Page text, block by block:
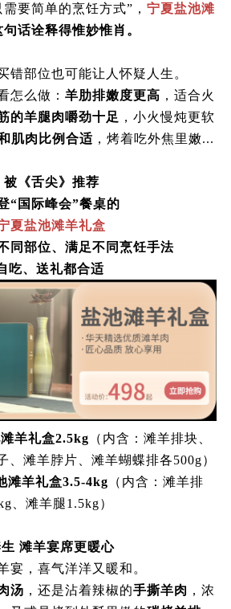
要简单的烹饪方式”， 宁夏盐池滩
话诠释得惟妙惟肖。
错部位也可能让人怀疑人生。
怎么做： 羊肋排嫩度更高 ，适合火
的羊腿肉嚼劲十足 ，小火慢炖更软
肌肉比例合适 ，烤着吃外焦里嫩...
被《舌尖》推荐
“国际峰会”餐桌的
夏盐池滩羊礼盒
同部位、满足不同烹饪手法
吃、送礼都合适
羊礼盒2.5kg （内含：滩羊排块、
、滩羊脖片、滩羊蝴蝶排各500g）
滩羊礼盒3.5-4kg （内含：滩羊排
、滩羊腿1.5kg）
滩羊宴席更暖心
宴，喜气洋洋又暖和。
汤 ，还是沾着辣椒的手撕羊肉 ，浓